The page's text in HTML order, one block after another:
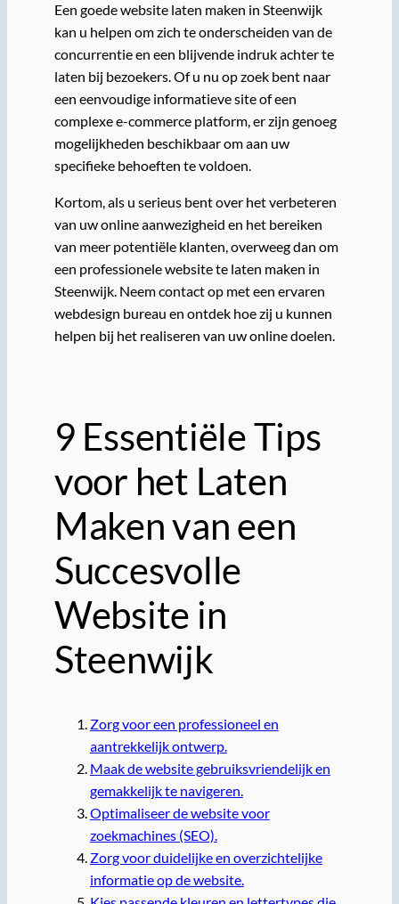
Een goede website laten maken in Steenwijk
kan u helpen om zich te onderscheiden van de
concurrentie en een blijvende indruk achter te
laten bij bezoekers. Of u nu op zoek bent naar
een eenvoudige informatieve site of een
complexe e-commerce platform, er zijn genoeg
mogelijkheden beschikbaar om aan uw
specifieke behoeften te voldoen.
Kortom, als u serieus bent over het verbeteren
van uw online aanwezigheid en het bereiken
van meer potentiële klanten, overweeg dan om
een professionele website te laten maken in
Steenwijk. Neem contact op met een ervaren
webdesign bureau en ontdek hoe zij u kunnen
helpen bij het realiseren van uw online doelen.
9 Essentiële Tips
voor het Laten
Maken van een
Succesvolle
Website in
Steenwijk
Zorg voor een professioneel en
aantrekkelijk ontwerp.
Maak de website gebruiksvriendelijk en
gemakkelijk te navigeren.
Optimaliseer de website voor
zoekmachines (SEO).
Zorg voor duidelijke en overzichtelijke
informatie op de website.